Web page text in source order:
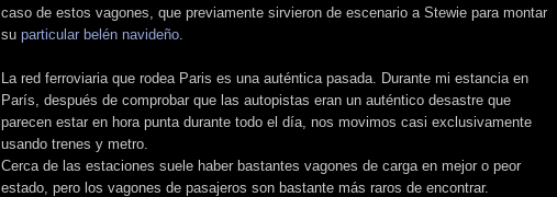
caso de estos vagones, que previamente sirvieron de escenario a Stewie para montar
su particular belén navideño
La red ferroviaria que rodea Paris es una auténtica pasada. Durante mi estancia en
París, después de comprobar que las autopistas eran un auténtico desastre que
parecen estar en hora punta durante todo el día, nos movimos casi exclusivamente
usando trenes y metro.
Cerca de las estaciones suele haber bastantes vagones de carga en mejor o peor
estado, pero los vagones de pasajeros son bastante más raros de encontrar.